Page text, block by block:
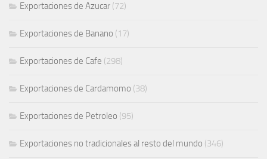
Exportaciones de Azucar (72)
Exportaciones de Banano (17)
Exportaciones de Cafe (298)
Exportaciones de Cardamomo (38)
Exportaciones de Petroleo (95)
Exportaciones no tradicionales al resto del mundo (346)